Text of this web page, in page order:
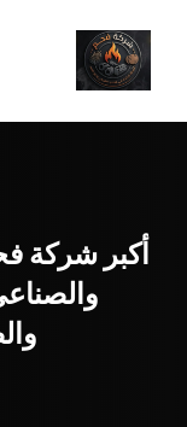
content
أكبر شركة